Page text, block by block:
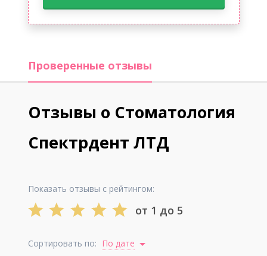
Проверенные отзывы
Отзывы о Стоматология
Спектрдент ЛТД
Показать отзывы с рейтингом:
от 1 до 5
Сортировать по: По дате